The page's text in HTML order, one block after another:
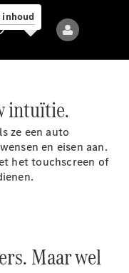
inhoud
intuïtie.
ze een auto
en eisen aan.
het touchscreen of
Maar wel